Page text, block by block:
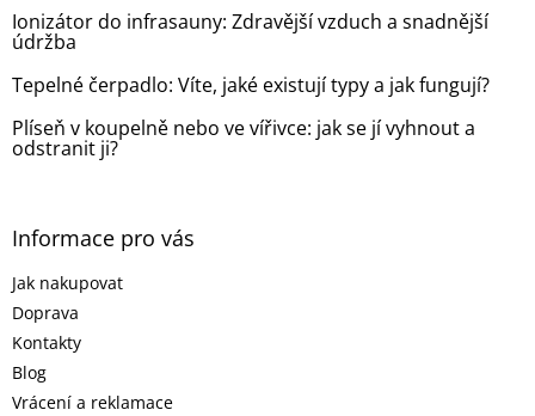
Ionizátor do infrasauny: Zdravější vzduch a snadnější
údržba
Tepelné čerpadlo: Víte, jaké existují typy a jak fungují?
Plíseň v koupelně nebo ve vířivce: jak se jí vyhnout a
odstranit ji?
Informace pro vás
Jak nakupovat
Doprava
Kontakty
Blog
Vrácení a reklamace